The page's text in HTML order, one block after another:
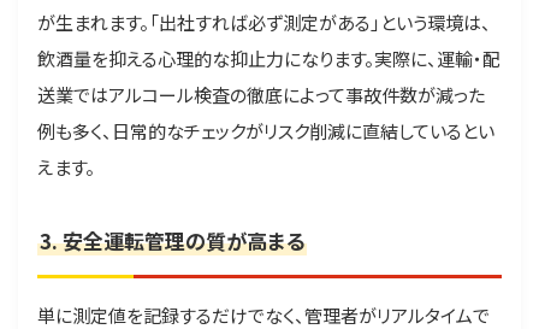
が生まれます。「出社すれば必ず測定がある」という環境は、
飲酒量を抑える心理的な抑止力になります。実際に、運輸・配
送業ではアルコール検査の徹底によって事故件数が減った
例も多く、日常的なチェックがリスク削減に直結しているとい
えます。
3. 安全運転管理の質が高まる
単に測定値を記録するだけでなく、管理者がリアルタイムで